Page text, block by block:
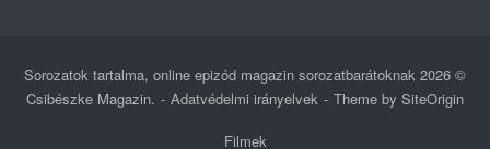
Sorozatok tartalma, online epizód magazin sorozatbarátoknak 2026 ©
Csibészke Magazin.
Adatvédelmi irányelvek Theme by SiteOrigin
Filmek